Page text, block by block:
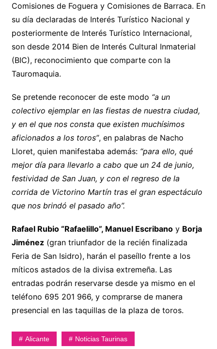
Comisiones de Foguera y Comisiones de Barraca. En
su día declaradas de Interés Turístico Nacional y
posteriormente de Interés Turístico Internacional,
son desde 2014 Bien de Interés Cultural Inmaterial
(BIC), reconocimiento que comparte con la
Tauromaquia.
Se pretende reconocer de este modo “a un
colectivo ejemplar en las fiestas de nuestra ciudad,
y en el que nos consta que existen muchísimos
aficionados a los toros”, en palabras de Nacho
Lloret, quien manifestaba además:“para ello, qué
mejor día para llevarlo a cabo que un 24 de junio,
festividad de San Juan, y con el regreso de la
corrida de Victorino Martín tras el gran espectáculo
que nos brindó el pasado año”.
Rafael Rubio “Rafaelillo”, Manuel Escribanoy Borja
Jiménez(gran triunfador de la recién finalizada
Feria de San Isidro), harán el paseíllo frente a los
míticos astados de la divisa extremeña. Las
entradas podrán reservarse desde ya mismo en el
teléfono 695 201 966, y comprarse de manera
presencial en las taquillas de la plaza de toros.
Alicante Noticias Taurinas